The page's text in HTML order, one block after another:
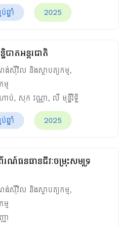
នាំ 2025
ាតអន្តរជាតិ
ង់ស៊ីវិល និងស្ថាបត្យកម្ម,
ម្ម
ាប់, សុក វណ្ណា, លី មុន្នីរិទ្ធិ
នាំ 2025
ណ៍ធនធានជីវៈចម្រុះសមុទ្រ
ង់ស៊ីវិល និងស្ថាបត្យកម្ម,
ម្ម
ា